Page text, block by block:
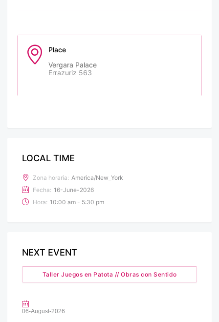
Place
Vergara Palace
Errazuriz 563
LOCAL TIME
Zona horaria: America/New_York
Fecha: 16-June-2026
Hora: 10:00 am - 5:30 pm
NEXT EVENT
Taller Juegos en Patota // Obras con Sentido
06-August-2026